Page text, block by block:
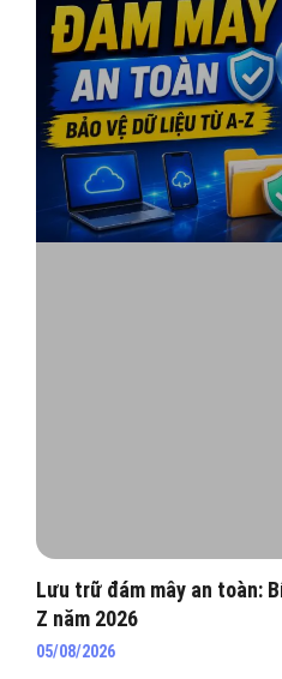
Lưu trữ đám mây an toàn:
Z năm 2026
05/08/2026